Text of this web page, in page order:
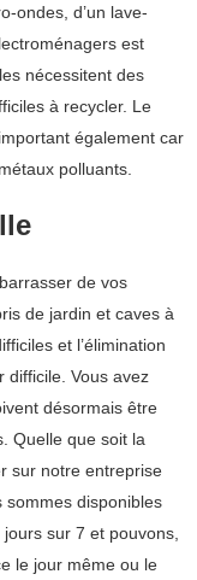
ondes, d’un lave-
est
nécessitent des
à recycler. Le
également car
polluants.
de vos
de jardin et caves à
et l’élimination
difficile. Vous avez
désormais être
Quelle que soit la
sur notre entreprise
sommes disponibles
sur 7 et pouvons,
le jour même ou le